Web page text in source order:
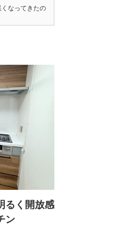
なってきたの
るく開放感
ン